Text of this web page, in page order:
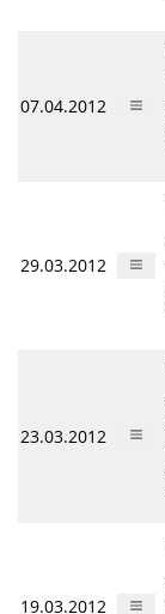
07.04.2012
29.03.2012
23.03.2012
19.03.2012